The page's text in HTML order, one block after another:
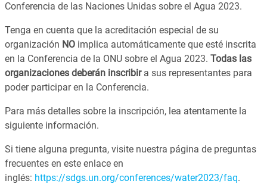
Conferencia de las Naciones Unidas sobre el Agua 2023.
Tenga en cuenta que la acreditación especial de su
organización NOimplica automáticamente que esté inscrita
en la Conferencia de la ONU sobre el Agua 2023. Todas las
organizaciones deberán inscribira sus representantes para
poder participar en la Conferencia.
Para más detalles sobre la inscripción, lea atentamente la
siguiente información.
Si tiene alguna pregunta, visite nuestra página de preguntas
frecuentes en este enlace en
inglés: https://sdgs.un.org/conferences/water2023/faq.